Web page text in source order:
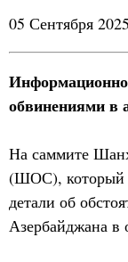
05 Сентября 2025
обвинениями в
На саммите
(ШОС), который
детали об
Азербайджана в